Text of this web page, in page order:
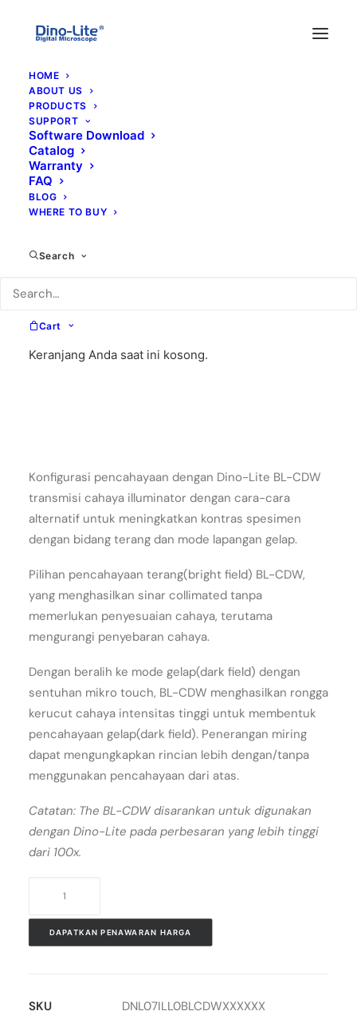
HOME
ABOUT US
PRODUCTS
SUPPORT
Software Download
Catalog
Warranty
FAQ
BLOG
WHERE TO BUY
Search
Cart
Keranjang Anda saat ini kosong.
Konfigurasi pencahayaan dengan Dino-Lite BL-CDW
transmisi cahaya illuminator dengan cara-cara
alternatif untuk meningkatkan kontras spesimen
dengan bidang terang dan mode lapangan gelap.
Pilihan pencahayaan terang(bright field) BL-CDW,
yang menghasilkan sinar collimated tanpa
memerlukan penyesuaian cahaya, terutama
mengurangi penyebaran cahaya.
Dengan beralih ke mode gelap(dark field) dengan
sentuhan mikro touch, BL-CDW menghasilkan rongga
kerucut cahaya intensitas tinggi untuk membentuk
pencahayaan gelap(dark field). Penerangan miring
dapat mengungkapkan rincian lebih dengan/tanpa
menggunakan pencahayaan dari atas.
Catatan: The BL-CDW disarankan untuk digunakan
dengan Dino-Lite pada perbesaran yang lebih tinggi
dari 100x.
darkfield
DAPATKAN PENAWARAN HARGA
SKU
DNL07ILL0BLCDWXXXXXX